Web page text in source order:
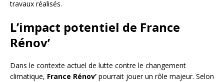
travaux réalisés.
L’impact potentiel de France
Rénov’
Dans le contexte actuel de lutte contre le changement
climatique, France Rénov’ pourrait jouer un rôle majeur. Selon